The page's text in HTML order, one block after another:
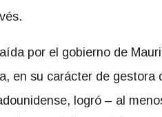
por el gobierno de
en su carácter de gestora
logró – al